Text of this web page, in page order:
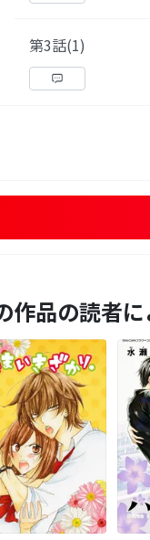
第3話(1)
作品の読者